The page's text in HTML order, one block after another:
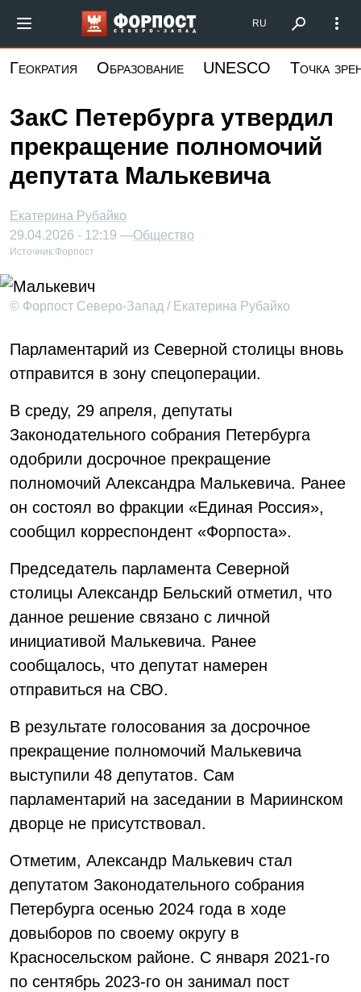
основному
Форпост Северо-Запад
RU
Геократия Образование UNESCO Точка
ЗакС Петербурга утвердил
прекращение полномочий
депутата Малькевича
Екатерина Рубайко
29.04.2026 - 12:19 —Общество
Источник:Форпост
© Форпост Северо-Запад / Екатерина Рубайко
Парламентарий из Северной столицы вновь
отправится в зону спецоперации.
В среду, 29 апреля, депутаты
Законодательного собрания Петербурга
одобрили досрочное прекращение
полномочий Александра Малькевича. Ранее
он состоял во фракции «Единая Россия»,
сообщил корреспондент «Форпоста».
Председатель парламента Северной
столицы Александр Бельский отметил, что
данное решение связано с личной
инициативой Малькевича. Ранее
сообщалось, что депутат намерен
отправиться на СВО.
В результате голосования за досрочное
прекращение полномочий Малькевича
выступили 48 депутатов. Сам
парламентарий на заседании в Мариинском
дворце не присутствовал.
Отметим, Александр Малькевич стал
депутатом Законодательного собрания
Петербурга осенью 2024 года в ходе
довыборов по своему округу в
Красносельском районе. С января 2021-го
по сентябрь 2023-го он занимал пост